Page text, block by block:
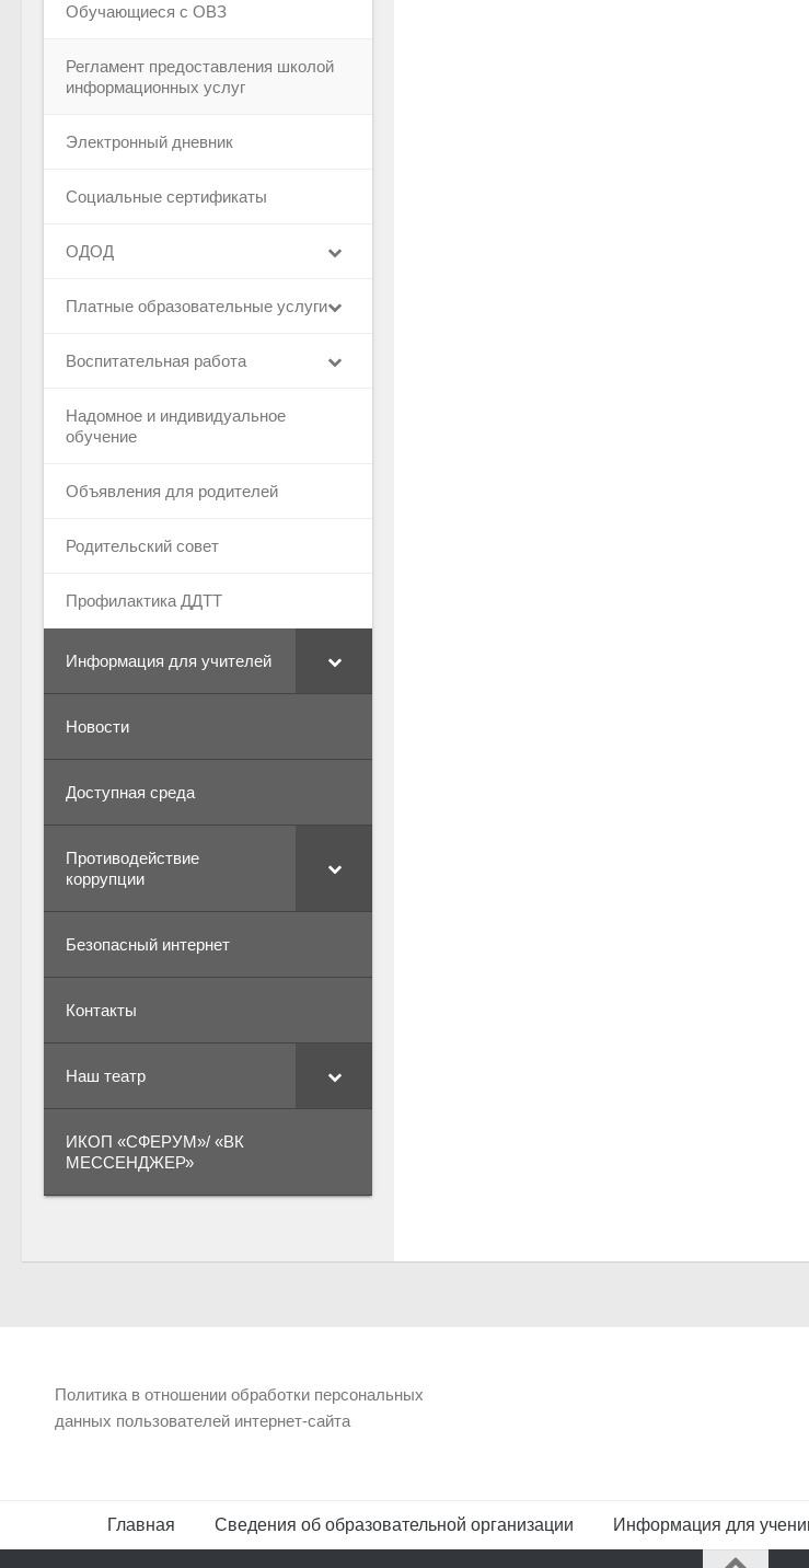
Обучающиеся с ОВЗ
Регламент предоставления школой
информационных услуг
Электронный дневник
Социальные сертификаты
ОДОД
Платные образовательные услуги
Воспитательная работа
Надомное и индивидуальное
обучение
Объявления для родителей
Родительский совет
Профилактика ДДТТ
Информация для учителей
Новости
Доступная среда
Противодействие
коррупции
Безопасный интернет
Контакты
Наш театр
ИКОП «СФЕРУМ»/ «ВК
МЕССЕНДЖЕР»
Политика в отношении обработки персональных
данных пользователей интернет-сайта
Главная Сведения об образовательной организации Информация для